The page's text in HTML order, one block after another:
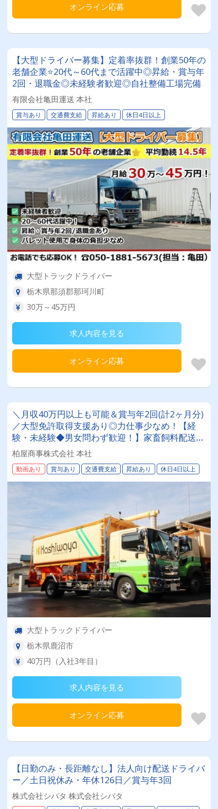
オンライン応募
【大型ドライバー募集】定着率抜群！創業50年の
老舗企業⭐20代～60代まで活躍中◎昇給・賞与年
2回・退職金◎未経験者歓迎◎自社整備工場完備
有限会社亀田運送 本社
賞与あり 交通費支給 昇給あり 休日4日以上
大型トラックドライバー
栃木県那須郡那珂川町
30万～45万円
求人内容を見る
オンライン応募
＼月収40万円以上も可能＆賞与年2回(計2ヶ月分)
／大型免許取得支援あり◎力仕事少なめ！【経
験・未経験◆男女問わず歓迎！】家畜飼料配送の
お仕事◎安心の安定企業で長く働ける大型ドライ
バー★
柏屋商事株式会社 本社
動画あり 賞与あり 交通費支給 昇給あり 休日4日以上
大型トラックドライバー
栃木県鹿沼市
40万円（入社3年目）
求人内容を見る
オンライン応募
【日勤のみ・長距離なし】法人向け配送ドライバ
ー／土日祝休み・年休126日／賞与年3回
株式会社シバタ 株式会社シバタ